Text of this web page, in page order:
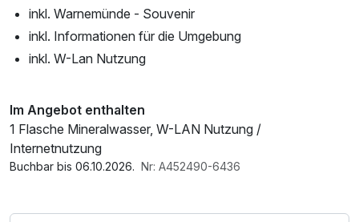
inkl. Warnemünde - Souvenir
inkl. Informationen für die Umgebung
inkl. W-Lan Nutzung
Im Angebot enthalten
1 Flasche Mineralwasser, W-LAN Nutzung /
Internetnutzung
Buchbar bis 06.10.2026. Nr: A452490-6436